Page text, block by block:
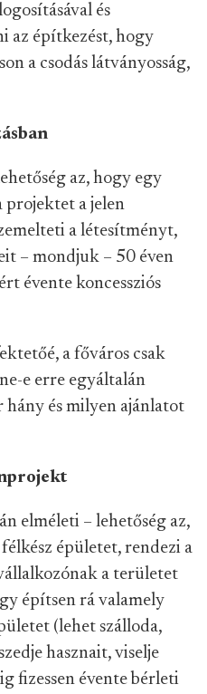
és
az építkezést, hogy
a csodás látványosság,
az, hogy egy
projektet a jelen
a létesítményt,
– mondjuk – 50 éven
évente koncessziós
a főváros csak
e erre egyáltalán
és milyen ajánlatot
elméleti – lehetőség az,
épületet, rendezi a
a területet
építsen rá valamely
(lehet szálloda,
hasznait, viselje
fizessen évente bérleti